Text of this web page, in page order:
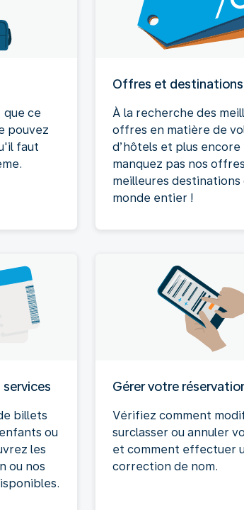
que ce
pouvez
faut
Offres et destinations
À la recherche des
offres en matière de
d’hôtels et plus encore
manquez pas nos
meilleures destinations
monde entier !
billets
ou
les
ou nos
Gérer votre
Vérifiez comment
surclasser ou annuler
et comment effectuer
correction de nom.